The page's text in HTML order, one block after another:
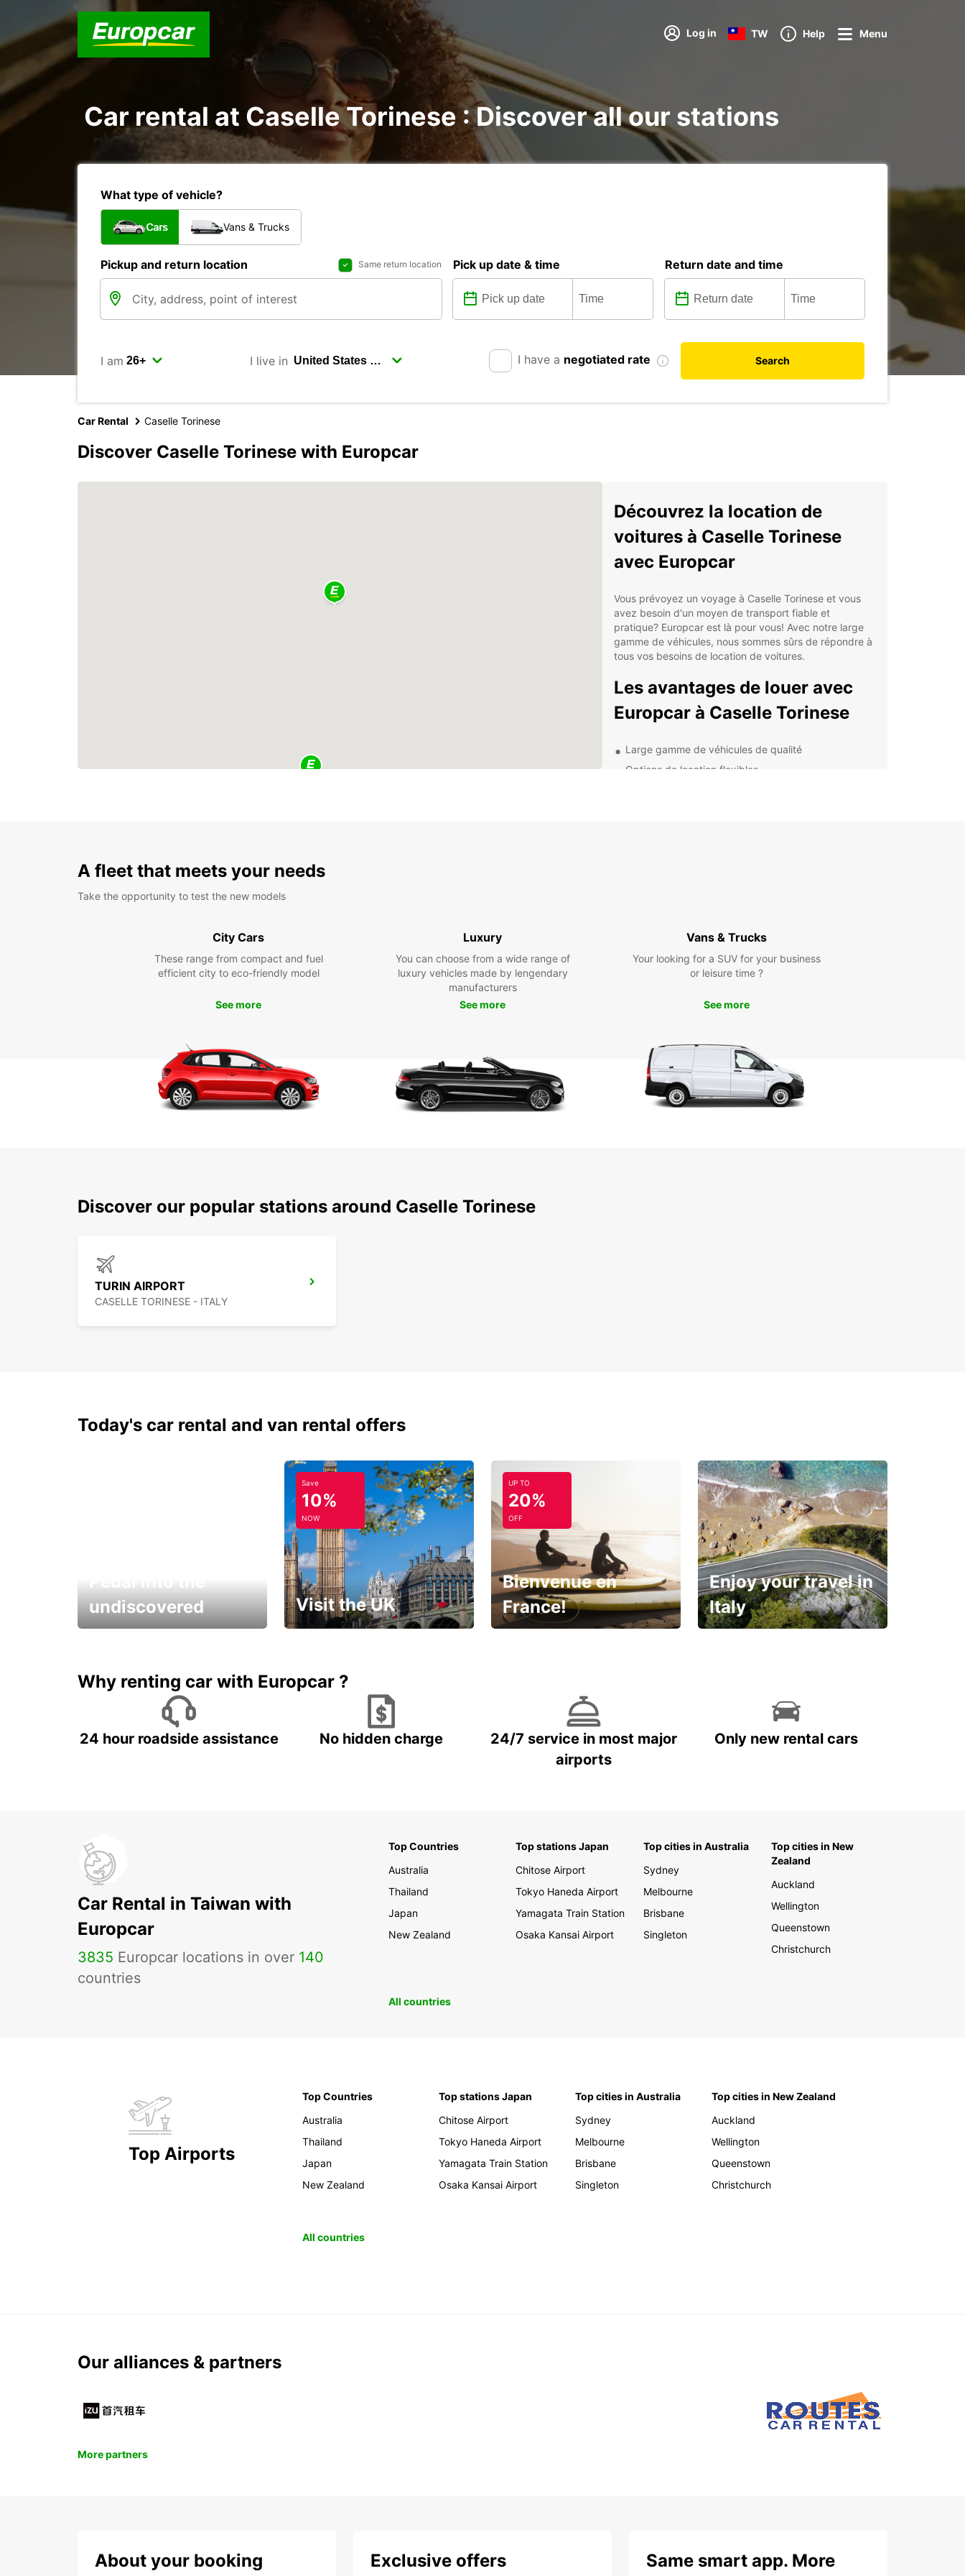
Log in TW Help Menu
Car rental at Caselle Torinese : Discover all our stations
What type of vehicle?
Cars Vans & Trucks
Pickup and return location Same return location Pick up date & time Return date and time
I am I live in I have a negotiated rate Search
Car Rental Caselle Torinese
Discover Caselle Torinese with Europcar
Découvrez la location de
voitures à Caselle Torinese
avec Europcar
Vous prévoyez un voyage à Caselle Torinese et vous
avez besoin d'un moyen de transport fiable et
pratique? Europcar est là pour vous! Avec notre large
gamme de véhicules, nous sommes sûrs de répondre à
tous vos besoins de location de voitures.
Les avantages de louer avec
Europcar à Caselle Torinese
Large gamme de véhicules de qualité
Options de location flexibles
explorer facilement toutes les merveilles de Caselle
Torinese et de ses environs. Que vous souhaitiez visiter
des attractions touristiques, découvrir la gastronomie
locale ou simplement vous déplacer en toute liberté,
profiter pleinement de votre séjour.
location dès aujourd'hui
N'attendez plus pour réserver votre voiture de location
à Caselle Torinese avec Europcar. Notre processus de
A fleet that meets your needs
Take the opportunity to test the new models
City Cars
These range from compact and fuel
efficient city to eco-friendly model
See more
Luxury
You can choose from a wide range of
luxury vehicles made by lengendary
manufacturers
See more
Vans & Trucks
Your looking for a SUV for your business
or leisure time ?
See more
Discover our popular stations around Caselle Torinese
TURIN AIRPORT
CASELLE TORINESE - ITALY
Today's car rental and van rental offers
undiscovered
Save
10%
NOW
Visit the UK
UP TO
20%
OFF
Bienvenue en
France!
Enjoy your travel in
Italy
Why renting car with Europcar ?
24 hour roadside assistance No hidden charge
24/7 service in most major
airports
Only new rental cars
Car Rental in Taiwan with
Europcar
3835 Europcar locations in over 140
countries
Top Countries
Australia
Thailand
Japan
New Zealand
Top stations Japan
Chitose Airport
Tokyo Haneda Airport
Yamagata Train Station
Osaka Kansai Airport
Top cities in Australia
Sydney
Melbourne
Brisbane
Singleton
Top cities in New
Zealand
Auckland
Wellington
Queenstown
Christchurch
All countries
Top Airports
Top Countries
Australia
Thailand
Japan
New Zealand
Top stations Japan
Chitose Airport
Tokyo Haneda Airport
Yamagata Train Station
Osaka Kansai Airport
Top cities in Australia
Sydney
Melbourne
Brisbane
Singleton
Top cities in New Zealand
Auckland
Wellington
Queenstown
Christchurch
All countries
Our alliances & partners
More partners
About your booking Exclusive offers
Same smart app. More